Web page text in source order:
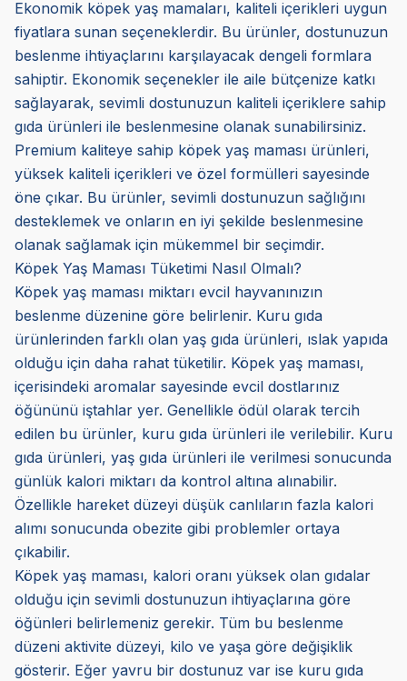
Ekonomik köpek yaş mamaları, kaliteli içerikleri uygun
fiyatlara sunan seçeneklerdir. Bu ürünler, dostunuzun
beslenme ihtiyaçlarını karşılayacak dengeli formlara
sahiptir. Ekonomik seçenekler ile aile bütçenize katkı
sağlayarak, sevimli dostunuzun kaliteli içeriklere sahip
gıda ürünleri ile beslenmesine olanak sunabilirsiniz.
Premium kaliteye sahip köpek yaş maması ürünleri,
yüksek kaliteli içerikleri ve özel formülleri sayesinde
öne çıkar. Bu ürünler, sevimli dostunuzun sağlığını
desteklemek ve onların en iyi şekilde beslenmesine
olanak sağlamak için mükemmel bir seçimdir.
Köpek Yaş Maması Tüketimi Nasıl Olmalı?
Köpek yaş maması miktarı evcil hayvanınızın
beslenme düzenine göre belirlenir. Kuru gıda
ürünlerinden farklı olan yaş gıda ürünleri, ıslak yapıda
olduğu için daha rahat tüketilir. Köpek yaş maması,
içerisindeki aromalar sayesinde evcil dostlarınız
öğününü iştahlar yer. Genellikle ödül olarak tercih
edilen bu ürünler, kuru gıda ürünleri ile verilebilir. Kuru
gıda ürünleri, yaş gıda ürünleri ile verilmesi sonucunda
günlük kalori miktarı da kontrol altına alınabilir.
Özellikle hareket düzeyi düşük canlıların fazla kalori
alımı sonucunda obezite gibi problemler ortaya
çıkabilir.
Köpek yaş maması, kalori oranı yüksek olan gıdalar
olduğu için sevimli dostunuzun ihtiyaçlarına göre
öğünleri belirlemeniz gerekir. Tüm bu beslenme
düzeni aktivite düzeyi, kilo ve yaşa göre değişiklik
gösterir. Eğer yavru bir dostunuz var ise kuru gıda